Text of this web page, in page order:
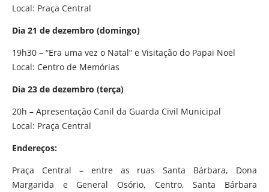
Local: Praça Central
Dia 21 de dezembro (domingo)
19h30 – “Era uma vez o Natal” e Visitação do Papai Noel
Local: Centro de Memórias
Dia 23 de dezembro (terça)
20h – Apresentação Canil da Guarda Civil Municipal​
Local: Praça Central
Endereços:
Praça Central – entre as ruas Santa Bárbara, Dona
Margarida e General Osório, Centro, Santa Bárbara